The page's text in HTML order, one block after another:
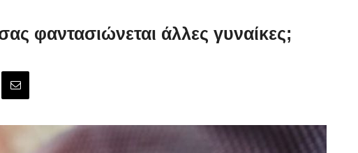
φαντασιώνεται άλλες γυναίκες;